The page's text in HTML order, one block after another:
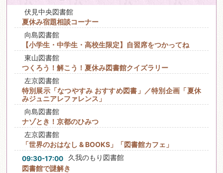
伏見中央図書館
夏休み宿題相談コーナー
向島図書館
【小学生・中学生・高校生限定】自習席をつかってね
東山図書館
つくろう！解こう！夏休み図書館クイズラリー
左京図書館
特別展示「なつやすみ おすすめ図書」／特別企画「夏休
みジュニアレファレンス」
向島図書館
ナゾとき！京都のひみつ
左京図書館
「世界のおはなし & BOOKS」「図書館カフェ」
09:30-17:00 久我のもり図書館
図書館で謎解き